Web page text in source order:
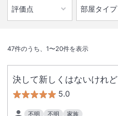
47件のうち、 1〜20件を表示
決して新しくはないけれど
5.0
不明 不明
家族